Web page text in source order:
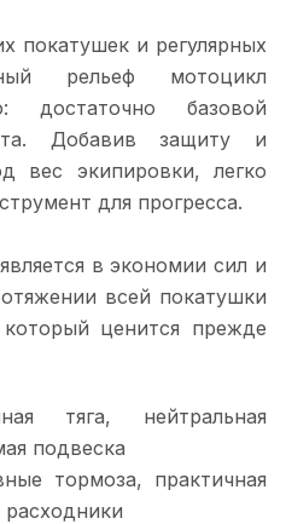
покатушек и регулярных
рельеф мотоцикл
достаточно базовой
Добавив защиту и
вес экипировки, легко
для прогресса.
в экономии сил и
всей покатушки
ценится прежде
тяга, нейтральная
подвеска
тормоза, практичная